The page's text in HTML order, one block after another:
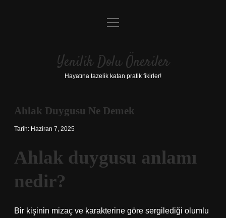
Anasayfa
Yasal Uyarı
menüyü
Yenilik Dolu Öneriler
Hayatına tazelik katan pratik fikirler!
Ahlak Duygusu Ne Demek
Tarih: Haziran 7, 2025
Ahlak duygusu anlamı
nedir?
Bir kişinin mizaç ve karakterine göre sergilediği olumlu